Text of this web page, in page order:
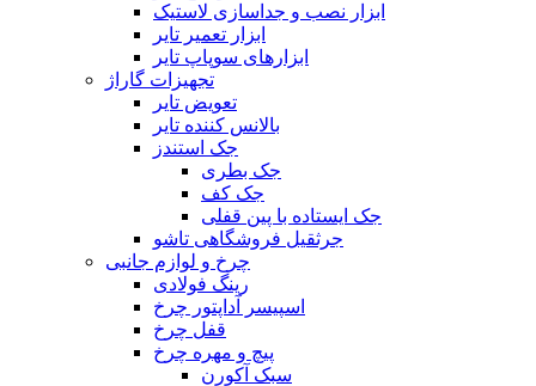
ابزار نصب و جداسازی لاستیک
ابزار تعمیر تایر
ابزارهای سوپاپ تایر
تجهیزات گاراژ
تعویض تایر
بالانس کننده تایر
جک استندز
جک بطری
جک کف
جک ایستاده با پین قفلی
جرثقیل فروشگاهی تاشو
چرخ و لوازم جانبی
رینگ فولادی
اسپیسر آداپتور چرخ
قفل چرخ
پیچ و مهره چرخ
سبک آکورن